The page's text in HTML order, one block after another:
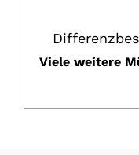
Viele weitere